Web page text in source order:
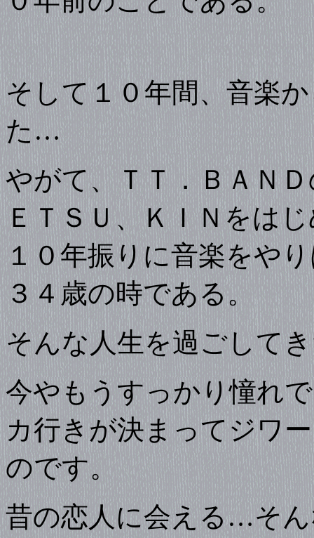
そして１０年間、音楽
た…
やがて、ＴＴ．ＢＡＮ
ＥＴＳＵ、ＫＩＮをは
１０年振りに音楽をや
３４歳の時である。
そんな人生を過ごして
今やもうすっかり憧れ
カ行きが決まってジワ
のです。
昔の恋人に会える…そ